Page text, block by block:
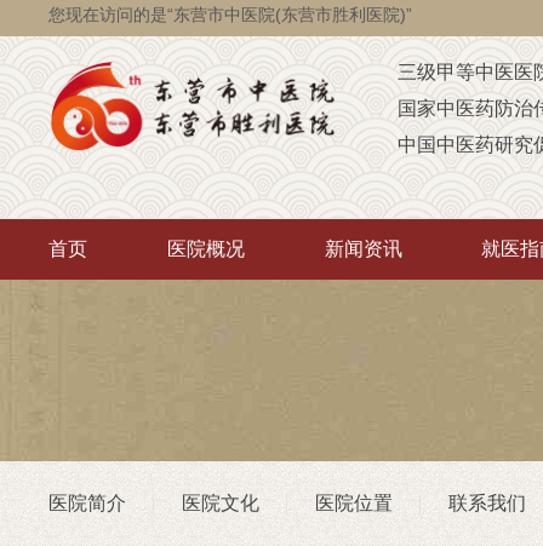
您现在访问的是“东营市中医院(东营市胜利医院)”
三级甲等中医医
国家中医药防治
中国中医药研究
省级智障儿童康
山东省AAA级定
首页 医院概况 新闻资讯 就医
医院简介 医院文化 医院位置 联系我们